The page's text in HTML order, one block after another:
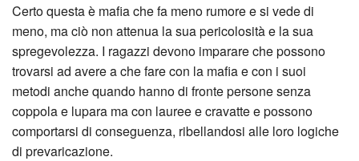
Certo questa è mafia che fa meno rumore e si vede di
meno, ma ciò non attenua la sua pericolosità e la sua
spregevolezza. I ragazzi devono imparare che possono
trovarsi ad avere a che fare con la mafia e con i suoi
metodi anche quando hanno di fronte persone senza
coppola e lupara ma con lauree e cravatte e possono
comportarsi di conseguenza, ribellandosi alle loro logiche
di prevaricazione.